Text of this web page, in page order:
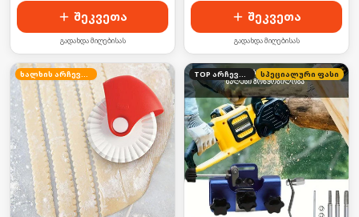
შეკვეთა
გადახდა მიღებისას
შეკვეთა
გადახდა მიღებისას
ხალხის არჩევანი TOP არჩევანი სპეციალური ფასი